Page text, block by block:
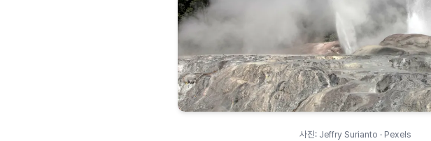
사진: Jeffry Surianto · Pexels